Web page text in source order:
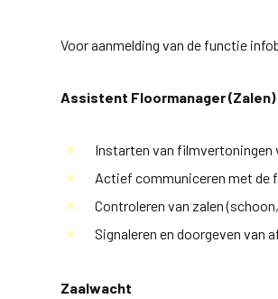
Voor aanmelding van de functie
Assistent Floormanager (Zalen)
Instarten van filmvertoningen
Actief communiceren met de
Controleren van zalen
Signaleren en doorgeven van
Zaalwacht